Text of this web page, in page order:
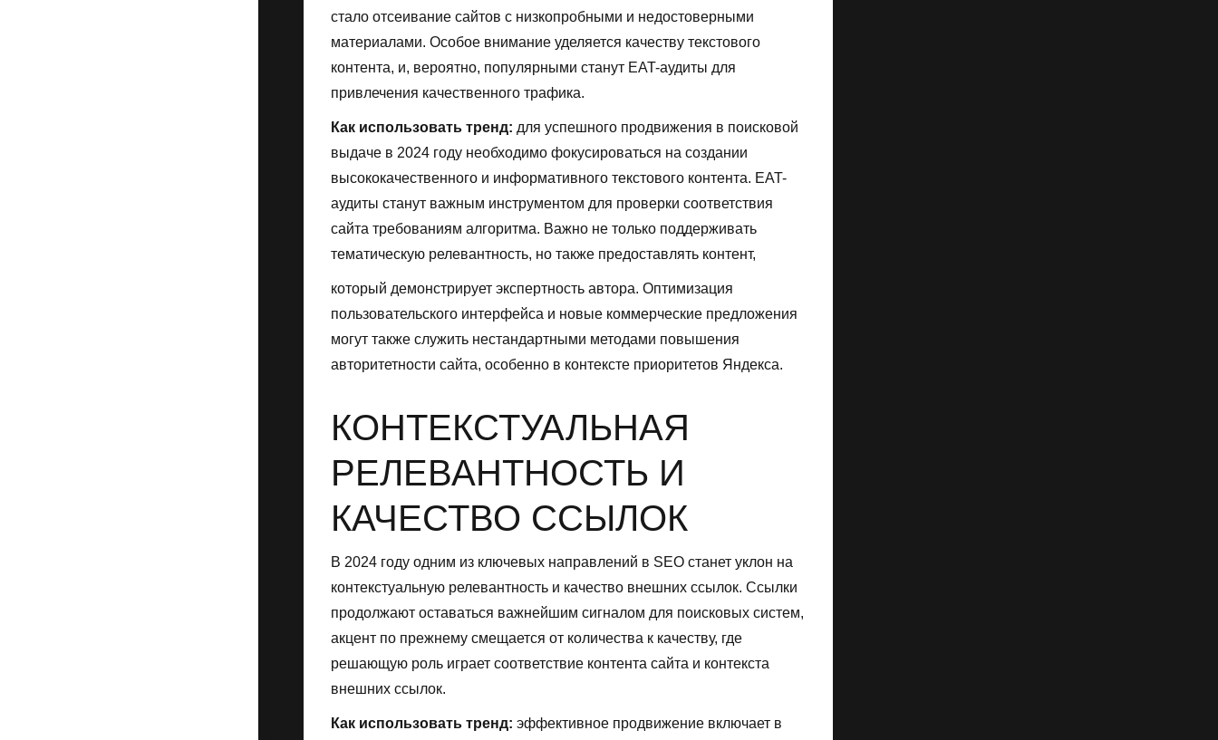
стало отсеивание сайтов с низкопробными и недостоверными
материалами. Особое внимание уделяется качеству текстового
контента, и, вероятно, популярными станут EAT-аудиты для
привлечения качественного трафика.
Как использовать тренд: для успешного продвижения в поисковой
выдаче в 2024 году необходимо фокусироваться на создании
высококачественного и информативного текстового контента. EAT-
аудиты станут важным инструментом для проверки соответствия
сайта требованиям алгоритма. Важно не только поддерживать
тематическую релевантность, но также предоставлять контент,
который демонстрирует экспертность автора. Оптимизация
пользовательского интерфейса и новые коммерческие предложения
могут также служить нестандартными методами повышения
авторитетности сайта, особенно в контексте приоритетов Яндекса.
КОНТЕКСТУАЛЬНАЯ
РЕЛЕВАНТНОСТЬ И
КАЧЕСТВО ССЫЛОК
В 2024 году одним из ключевых направлений в SEO станет уклон на
контекстуальную релевантность и качество внешних ссылок. Ссылки
продолжают оставаться важнейшим сигналом для поисковых систем,
акцент по прежнему смещается от количества к качеству, где
решающую роль играет соответствие контента сайта и контекста
внешних ссылок.
Как использовать тренд: эффективное продвижение включает в